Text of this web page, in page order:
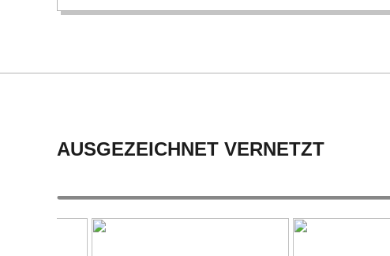
AUSGEZEICHNET VERNETZT